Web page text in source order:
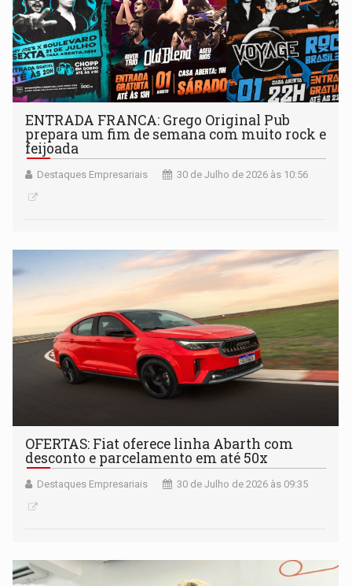
ENTRADA FRANCA: Grego Original Pub
prepara um fim de semana com muito rock e
feijoada
Destaques Empresariais 30 de Julho de 2026 às 10:56
OFERTAS: Fiat oferece linha Abarth com
desconto e parcelamento em até 50x
Destaques Empresariais 30 de Julho de 2026 às 09:35